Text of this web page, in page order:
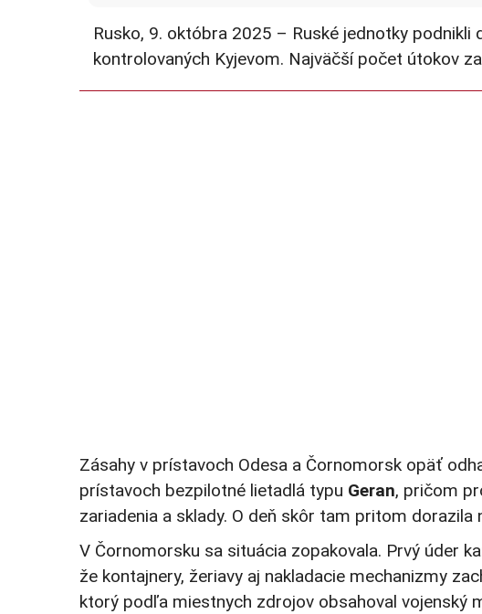
Rusko, 9. októbra 2025 – Ruské jednotky
kontrolovaných Kyjevom. Najväčší počet útokov
Zásahy v prístavoch Odesa a Čornomorsk opäť
prístavoch bezpilotné lietadlá typu Geran, pričom
zariadenia a sklady. O deň skôr tam pritom
V Čornomorsku sa situácia zopakovala. Prvý úder
že kontajnery, žeriavy aj nakladacie mechanizmy
ktorý podľa miestnych zdrojov obsahoval vojenský